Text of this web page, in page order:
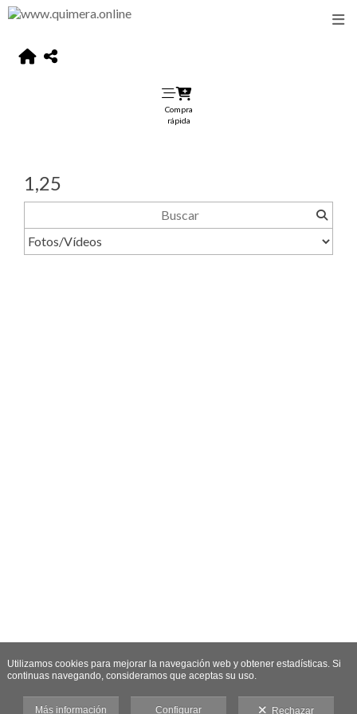
Compra
rápida
1,25
Utilizamos cookies para mejorar la navegación web y obtener estadísticas. Si
continuas navegando, consideramos que aceptas su uso.
Más información Configurar Rechazar